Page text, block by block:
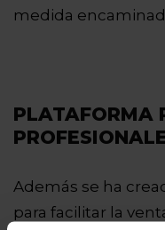
medida
PLATAFORMA
Además se ha
para facilitar la